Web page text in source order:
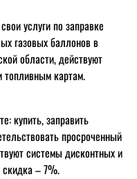
услуги по заправке
газовых баллонов в
области, действуют
картам.
купить, заправить
просроченный
системы дисконтных и
– 7%.